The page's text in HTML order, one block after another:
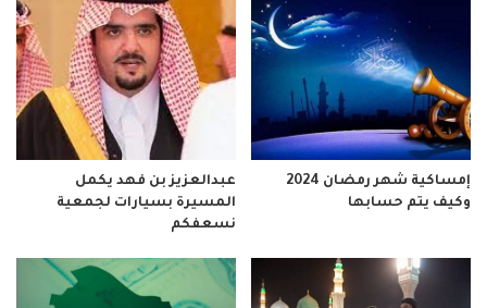
إمساكية شهر رمضان 2024
وكيف يتم حسابها
عبدالعزيز بن فهد يكمل
المسيرة بسيارات لجمعية
نسعفكم